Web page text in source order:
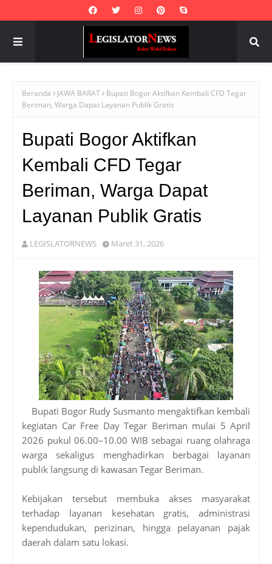
Beranda JAWA BARAT
Bupati Bogor Aktifkan Kembali CFD Tegar
Beriman, Warga Dapat Layanan Publik Gratis
Bupati Bogor Aktifkan
Kembali CFD Tegar
Beriman, Warga Dapat
Layanan Publik Gratis
LEGISLATORNEWS Maret 31, 2026
Bupati Bogor Rudy Susmanto mengaktifkan kembali
kegiatan Car Free Day Tegar Beriman mulai 5 April
2026 pukul 06.00–10.00 WIB sebagai ruang olahraga
warga sekaligus menghadirkan berbagai layanan
publik langsung di kawasan Tegar Beriman.
Kebijakan tersebut membuka akses masyarakat
terhadap layanan kesehatan gratis, administrasi
kependudukan, perizinan, hingga pelayanan pajak
daerah dalam satu lokasi.